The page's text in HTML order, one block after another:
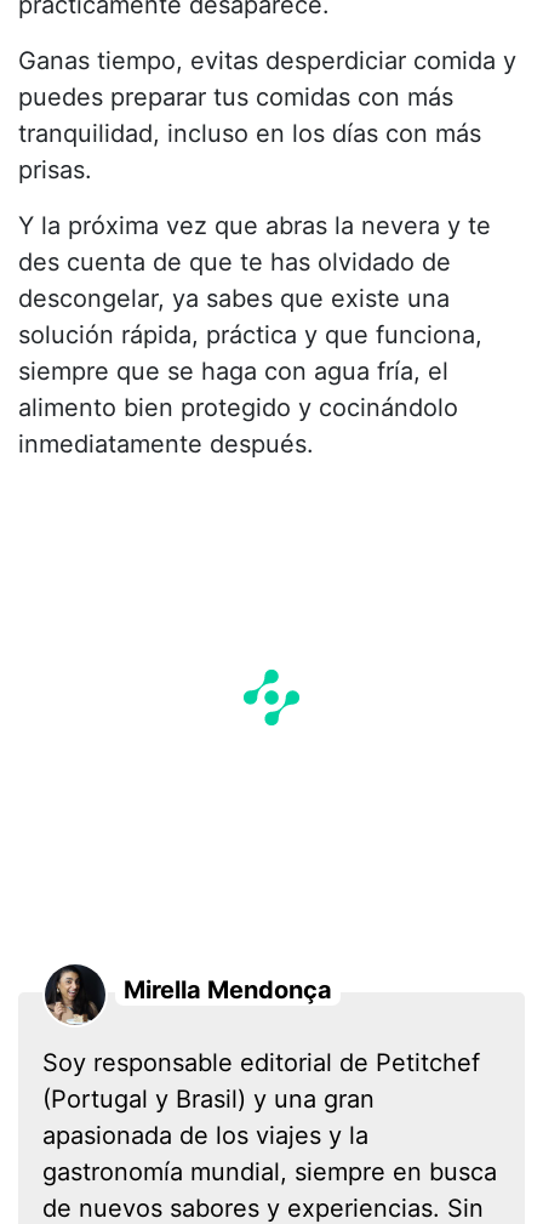
Ganas tiempo, evitas desperdiciar comida y
puedes preparar tus comidas con más
tranquilidad, incluso en los días con más
prisas.
Y la próxima vez que abras la nevera y te
des cuenta de que te has olvidado de
descongelar, ya sabes que existe una
solución rápida, práctica y que funciona,
siempre que se haga con agua fría, el
alimento bien protegido y cocinándolo
inmediatamente después.
Mirella Mendonça
Soy responsable editorial de Petitchef
(Portugal y Brasil) y una gran
apasionada de los viajes y la
gastronomía mundial, siempre en busca
de nuevos sabores y experiencias. Sin